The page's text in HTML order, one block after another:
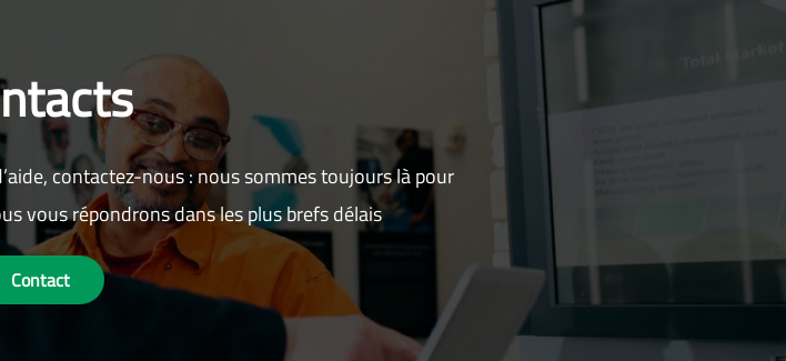
contactez-nous : nous sommes toujours là pour
vous répondrons dans les plus brefs délais
Contact